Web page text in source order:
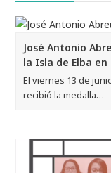
José Antonio
la Isla de Elba
El viernes 13 de
recibió la medalla…